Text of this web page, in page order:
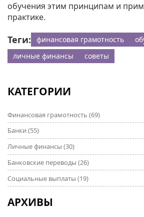
обучения этим принципам и
практике.
Теги: финансовая грамотность
личные финансы
советы
КАТЕГОРИИ
Финансовая грамотность (69)
Банки (55)
Личные финансы (30)
Банковские переводы (26)
Социальные выплаты (19)
АРХИВЫ